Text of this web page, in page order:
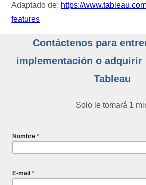
Adaptado de: https://
features
Contáctenos para
implementación o adquirir
Tableau
Solo le tomará 1
Nombre *
E-mail *